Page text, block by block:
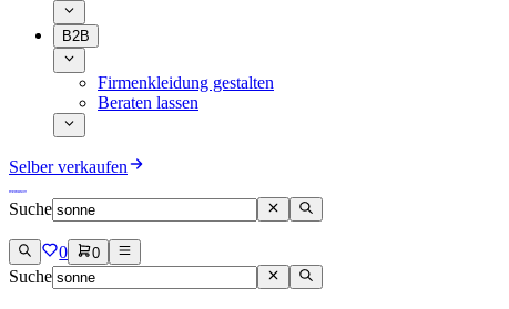
B2B
Firmenkleidung gestalten
Beraten lassen
Selber verkaufen
Suche
0 0
Suche